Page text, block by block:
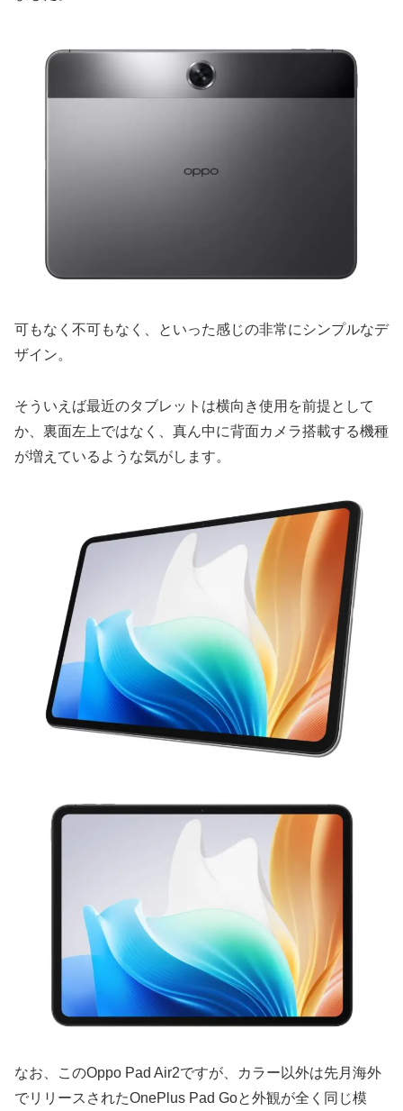
可もなく不可もなく、といった感じの非常にシンプルなデ
ザイン。
そういえば最近のタブレットは横向き使用を前提として
か、裏面左上ではなく、真ん中に背面カメラ搭載する機種
が増えているような気がします。
なお、このOppo Pad Air2ですが、カラー以外は先月海外
でリリースされたOnePlus Pad Goと外観が全く同じ模